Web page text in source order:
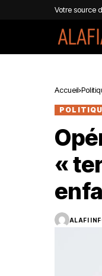
Votre source
Accueil
«
ALAFI